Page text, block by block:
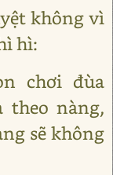
không vì
hì:
chơi đùa
theo nàng,
sẽ không